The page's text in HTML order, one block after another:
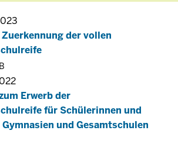
der vollen
Erwerb der
für Schülerinnen und
und Gesamtschulen